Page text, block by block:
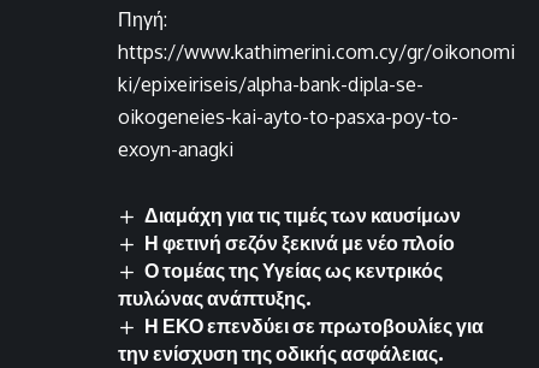
Πηγή:
https://www.kathimerini.com.cy/gr/oikonomi
ki/epixeiriseis/alpha-bank-dipla-se-
oikogeneies-kai-ayto-to-pasxa-poy-to-
exoyn-anagki
Διαμάχη για τις τιμές των καυσίμων
Η φετινή σεζόν ξεκινά με νέο πλοίο
Ο τομέας της Υγείας ως κεντρικός
πυλώνας ανάπτυξης.
Η ΕΚΟ επενδύει σε πρωτοβουλίες για
την ενίσχυση της οδικής ασφάλειας.